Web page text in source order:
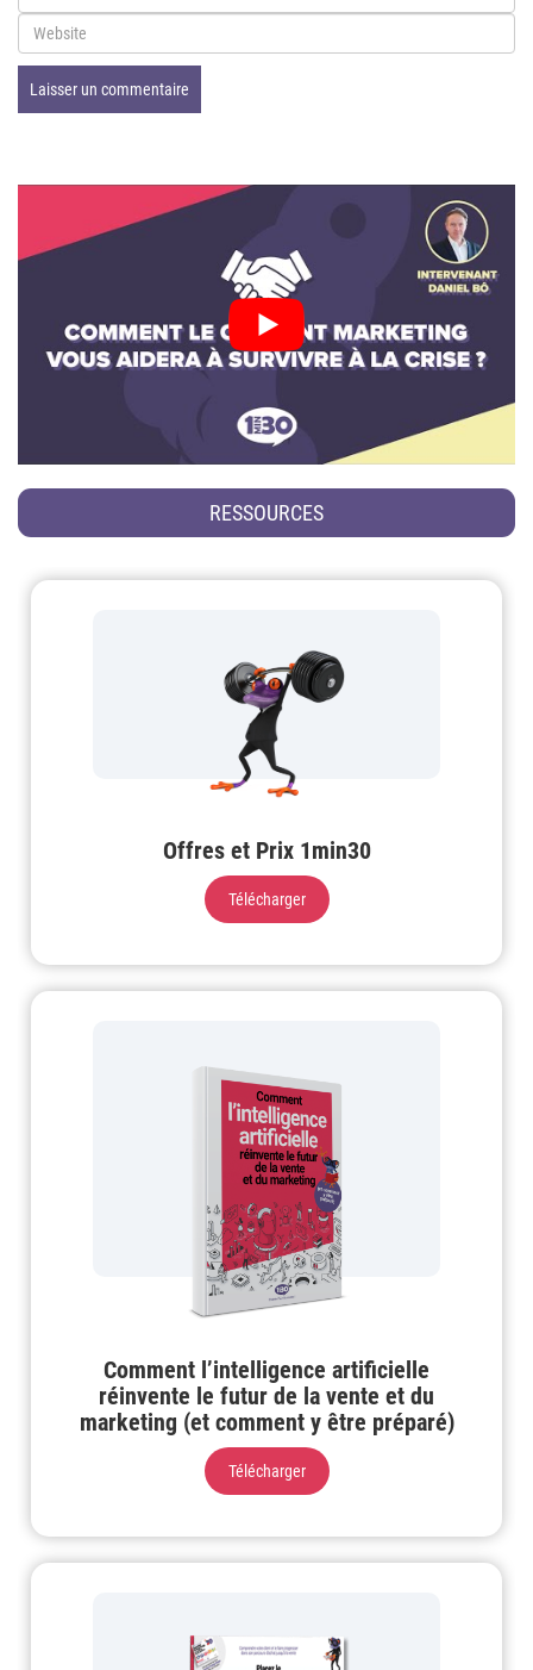
RESSOURCES
Offres et Prix 1min30
Télécharger
Comment l’intelligence artificielle
réinvente le futur de la vente et du
marketing (et comment y être préparé)
Télécharger